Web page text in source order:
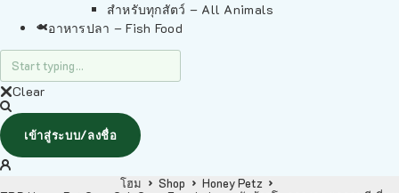
สำหรับทุกสัตว์ – All Animals
อาหารปลา – Fish Food
Clear
เข้าสู่ระบบ/ลงชื่อ
โฮม Shop
Honey Petz